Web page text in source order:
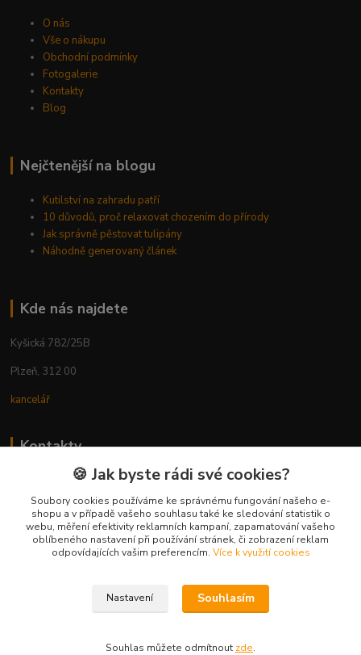
O nás
Vše o nákupu
Obchodní podmínky
Fotogalerie
Kontakty
Blog
Nejčtenější na blogu
Kutilství na zahradu patří
10 důvodů, proč relaxovat chozením do přírody
Jak správně pěstovat tulipány
Náhodně generovaný článek
Kde nás najdete
Kyšická 782/25B
Plzeň, 312 00
kancelář
Kontakty
Ing. Michal Vaněk
+420 603 332 100
(Po-Pá, 10-17 hod.)
info@vyhodnynakup.eu
🍪 Jak byste rádi své cookies?
Soubory cookies používáme ke správnému fungování našeho e-
shopu a v případě vašeho souhlasu také ke sledování statistik o
webu, měření efektivity reklamních kampaní, zapamatování vašeho
oblíbeného nastavení při používání stránek, či zobrazení reklam
odpovídajících vašim preferencím. Více k využití cookies
Nastavení Souhlasím
Souhlas můžete odmítnout zde.